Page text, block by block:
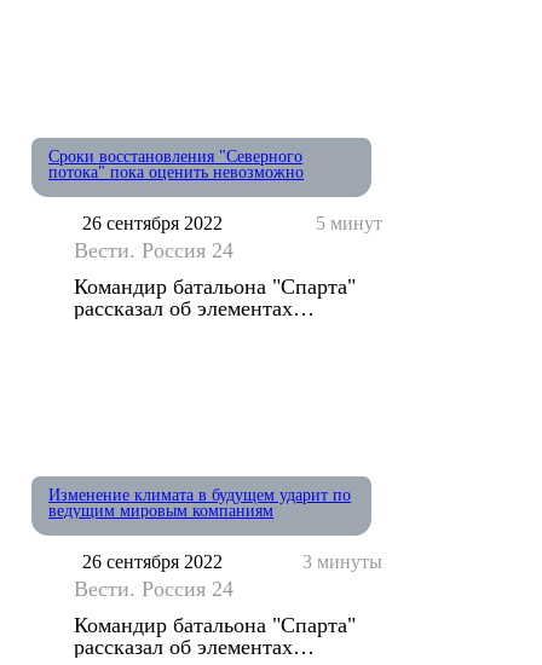
Сроки восстановления "Северного
потока" пока оценить невозможно
26 сентября 2022 5 минут
Вести. Россия 24
Командир батальона "Спарта"
рассказал об элементах
Изменение климата в будущем ударит по
ведущим мировым компаниям
26 сентября 2022 3 минуты
Вести. Россия 24
Командир батальона "Спарта"
рассказал об элементах